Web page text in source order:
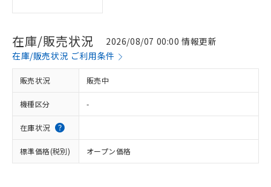
在庫/販売状況
2026/08/07 00:00 情報更新
在庫/販売状況 ご利用条件
販売状況 販売中
機種区分 -
在庫状況
標準価格(税別) オープン価格